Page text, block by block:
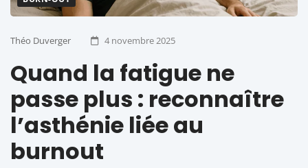
Théo Duverger 4 novembre 2025
Quand la fatigue ne
passe plus : reconnaître
l’asthénie liée au
burnout